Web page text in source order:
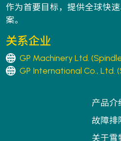
作为首要目标，提供全球快
案。
关系企业
GP Machinery Ltd.
GP International Co., Ltd.
产品介
故障排
关于霄